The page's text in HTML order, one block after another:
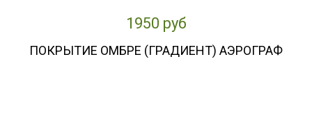
1950 руб
ПОКРЫТИЕ ОМБРЕ (ГРАДИЕНТ) АЭРОГРАФ